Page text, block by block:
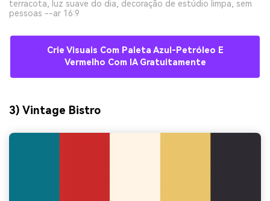
terracota, luz suave do dia, decoração de estúdio limpa, sem
pessoas --ar 16:9
Crie Visuais Com Paleta Azul-Petróleo E
Vermelho Com IA Gratuitamente
3) Vintage Bistro